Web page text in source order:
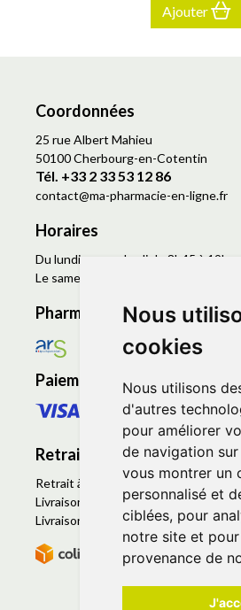
Nous
cookies
Nous utilisons
d'autres
pour améliorer
de navigation
vous montrer un
personnalisé et
ciblées, pour
notre site et
provenance de
Ajouter
Coordonnées
25 rue Albert Mahieu
50100 Cherbourg-en-Cotentin
Tél. +33 2 33 53 12 86
contact@ma-pharmacie-en-ligne.fr
Horaires
Du lundi au vendredi de 8h45 à 19h
Le samedi de 9h à 19h
Pharmacie en ligne agréée
Paiement sécurisé
Retrait - Livraison
Retrait à la pharmacie - Click &
Livraison en Point Relais
Livraison à domicile